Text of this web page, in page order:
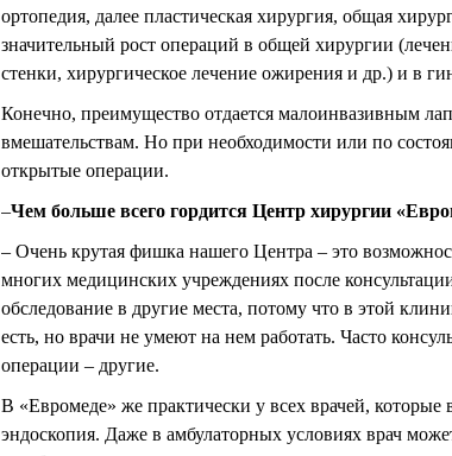
ортопедия, далее пластическая хирургия, общая
значительный рост операций в общей хирургии
стенки, хирургическое лечение ожирения и др.) и в
Конечно, преимущество отдается малоинвазивным
вмешательствам. Но при необходимости или по
открытые операции.
–Чем больше всего гордится Центр хирургии
– Очень крутая фишка нашего Центра – это
многих медицинских учреждениях после
обследование в другие места, потому что в этой
есть, но врачи не умеют на нем работать. Часто
операции – другие.
В «Евромеде» же практически у всех врачей, которые
эндоскопия. Даже в амбулаторных условиях врач